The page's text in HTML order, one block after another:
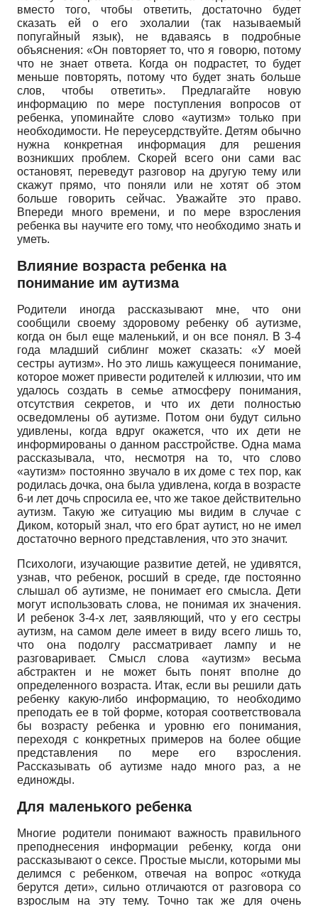
вместо того, чтобы ответить, достаточно будет
сказать ей о его эхолалии (так называемый
попугайный язык), не вдаваясь в подробные
объяснения: «Он повторяет то, что я говорю, потому
что не знает ответа. Когда он подрастет, то будет
меньше повторять, потому что будет знать больше
слов, чтобы ответить». Предлагайте новую
информацию по мере поступления вопросов от
ребенка, упоминайте слово «аутизм» только при
необходимости. Не переусердствуйте. Детям обычно
нужна конкретная информация для решения
возникших проблем. Скорей всего они сами вас
остановят, переведут разговор на другую тему или
скажут прямо, что поняли или не хотят об этом
больше говорить сейчас. Уважайте это право.
Впереди много времени, и по мере взросления
ребенка вы научите его тому, что необходимо знать и
уметь.
Влияние возраста ребенка на
понимание им аутизма
Родители иногда рассказывают мне, что они
сообщили своему здоровому ребенку об аутизме,
когда он был еще маленький, и он все понял. В 3-4
года младший сиблинг может сказать: «У моей
сестры аутизм». Но это лишь кажущееся понимание,
которое может привести родителей к иллюзии, что им
удалось создать в семье атмосферу понимания,
отсутствия секретов, и что их дети полностью
осведомлены об аутизме. Потом они будут сильно
удивлены, когда вдруг окажется, что их дети не
информированы о данном расстройстве. Одна мама
рассказывала, что, несмотря на то, что слово
«аутизм» постоянно звучало в их доме с тех пор, как
родилась дочка, она была удивлена, когда в возрасте
6-и лет дочь спросила ее, что же такое действительно
аутизм. Такую же ситуацию мы видим в случае с
Диком, который знал, что его брат аутист, но не имел
достаточно верного представления, что это значит.
Психологи, изучающие развитие детей, не удивятся,
узнав, что ребенок, росший в среде, где постоянно
слышал об аутизме, не понимает его смысла. Дети
могут использовать слова, не понимая их значения.
И ребенок 3-4-х лет, заявляющий, что у его сестры
аутизм, на самом деле имеет в виду всего лишь то,
что она подолгу рассматривает лампу и не
разговаривает. Смысл слова «аутизм» весьма
абстрактен и не может быть понят вполне до
определенного возраста. Итак, если вы решили дать
ребенку какую-либо информацию, то необходимо
преподать ее в той форме, которая соответствовала
бы возрасту ребенка и уровню его понимания,
переходя с конкретных примеров на более общие
представления по мере его взросления.
Рассказывать об аутизме надо много раз, а не
единожды.
Для маленького ребенка
Многие родители понимают важность правильного
преподнесения информации ребенку, когда они
рассказывают о сексе. Простые мысли, которыми мы
делимся с ребенком, отвечая на вопрос «откуда
берутся дети», сильно отличаются от разговора со
взрослым на эту тему. Точно так же для очень